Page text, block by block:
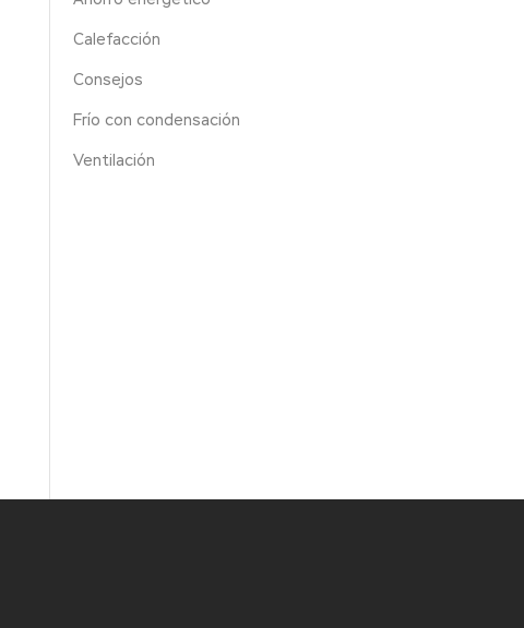
Calefacción
Consejos
Frío con condensación
Ventilación